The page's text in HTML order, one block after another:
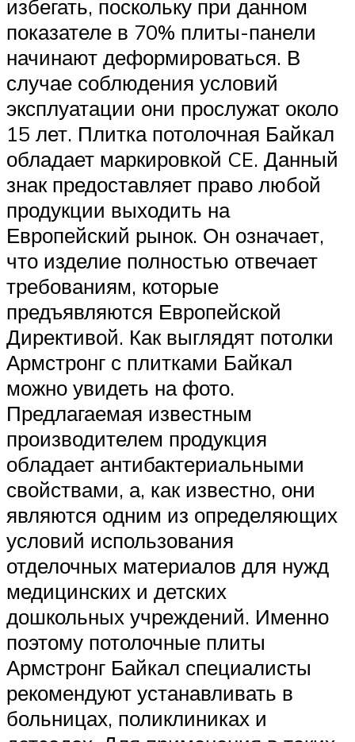
избегать, поскольку при данном
показателе в 70% плиты-панели
начинают деформироваться. В
случае соблюдения условий
эксплуатации они прослужат около
15 лет. Плитка потолочная Байкал
обладает маркировкой CE. Данный
знак предоставляет право любой
продукции выходить на
Европейский рынок. Он означает,
что изделие полностью отвечает
требованиям, которые
предъявляются Европейской
Директивой. Как выглядят потолки
Армстронг с плитками Байкал
можно увидеть на фото.
Предлагаемая известным
производителем продукция
обладает антибактериальными
свойствами, а, как известно, они
являются одним из определяющих
условий использования
отделочных материалов для нужд
медицинских и детских
дошкольных учреждений. Именно
поэтому потолочные плиты
Армстронг Байкал специалисты
рекомендуют устанавливать в
больницах, поликлиниках и